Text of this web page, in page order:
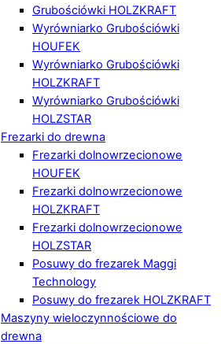
Grubościówki HOLZKRAFT
Wyrówniarko Grubościówki
HOUFEK
Wyrówniarko Grubościówki
HOLZKRAFT
Wyrówniarko Grubościówki
HOLZSTAR
Frezarki do drewna
Frezarki dolnowrzecionowe
HOUFEK
Frezarki dolnowrzecionowe
HOLZKRAFT
Frezarki dolnowrzecionowe
HOLZSTAR
Posuwy do frezarek Maggi
Technology
Posuwy do frezarek HOLZKRAFT
Maszyny wieloczynnościowe do
drewna